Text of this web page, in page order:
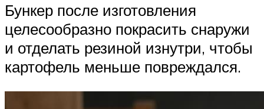
Бункер после изготовления
целесообразно покрасить снаружи
и отделать резиной изнутри, чтобы
картофель меньше повреждался.